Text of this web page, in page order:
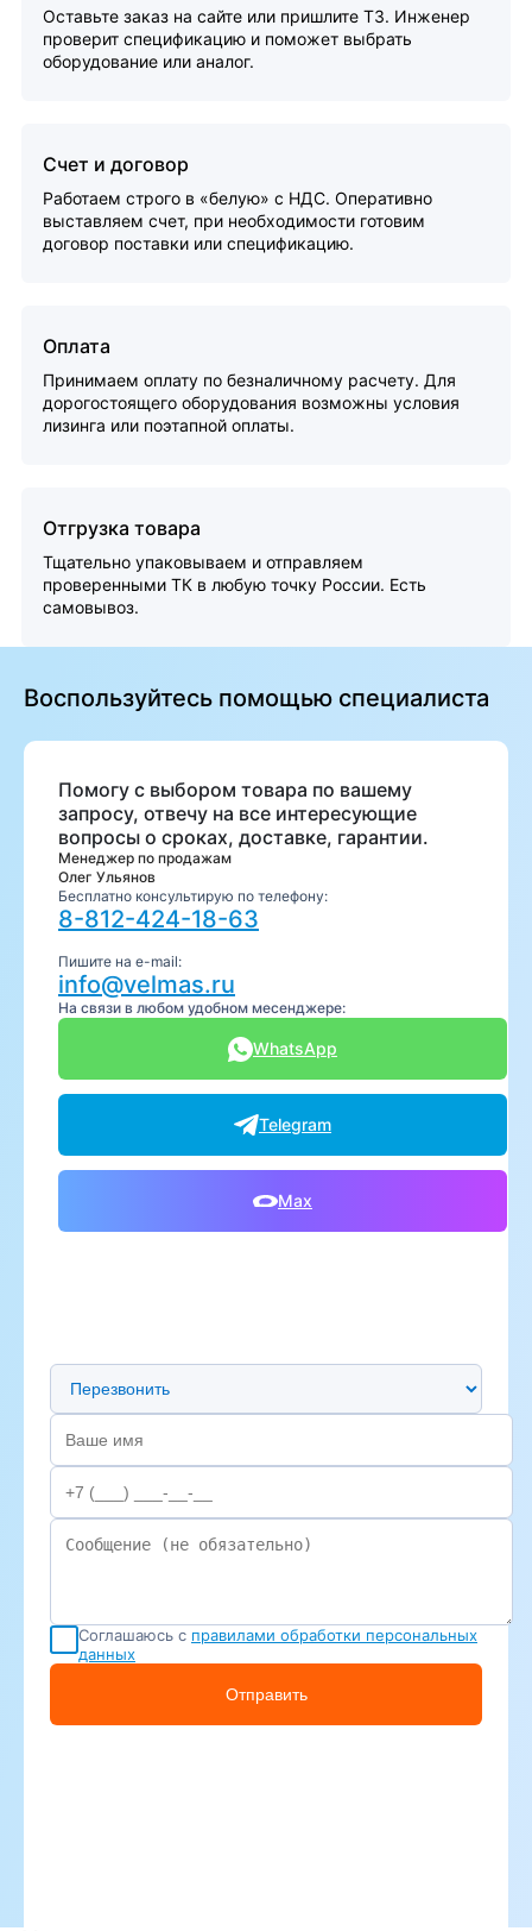
Оставьте заказ на сайте или пришлите ТЗ. Инженер
проверит спецификацию и поможет выбрать
оборудование или аналог.
Счет и договор
Работаем строго в «белую» с НДС. Оперативно
выставляем счет, при необходимости готовим
договор поставки или спецификацию.
Оплата
Принимаем оплату по безналичному расчету. Для
дорогостоящего оборудования возможны условия
лизинга или поэтапной оплаты.
Отгрузка товара
Тщательно упаковываем и отправляем
проверенными ТК в любую точку России. Есть
самовывоз.
Воспользуйтесь помощью специалиста
Помогу с выбором товара по вашему
запросу, отвечу на все интересующие
вопросы о сроках, доставке, гарантии.
Менеджер по продажам
Олег Ульянов
Бесплатно консультирую по телефону:
8-812-424-18-63
Пишите на e-mail:
info@velmas.ru
На связи в любом удобном месенджере:
WhatsApp
Telegram
Max
Предпочтительный способ связи
Соглашаюсь с правилами обработки персональных
данных
Отправить